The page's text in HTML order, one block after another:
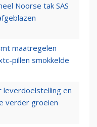
Noorse tak SAS
maatregelen
pillen smokkelde
leverdoelstelling en
verder groeien